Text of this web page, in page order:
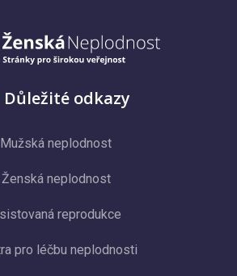
Důležité odkazy
Mužská neplodnost
Ženská neplodnost
reprodukce
pro léčbu neplodnosti